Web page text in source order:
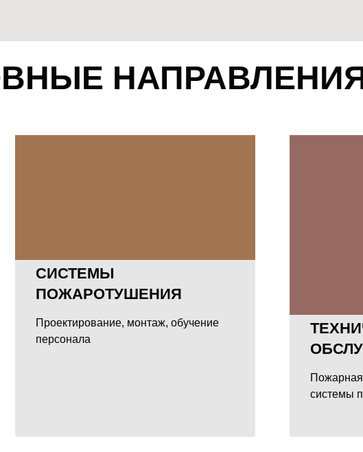
СИСТЕМЫ
ПОЖАРОТУШЕНИЯ
Проектирование, монтаж, обучение
персонала
системы